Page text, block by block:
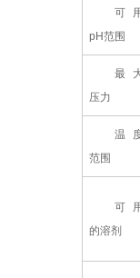
可
pH范围
最
压力
温
范围
可
的溶剂